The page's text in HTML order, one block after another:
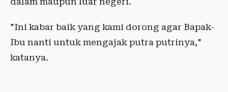
"Ini kabar baik yang kami dorong agar Bapak-
Ibu nanti untuk mengajak putra putrinya,"
katanya.